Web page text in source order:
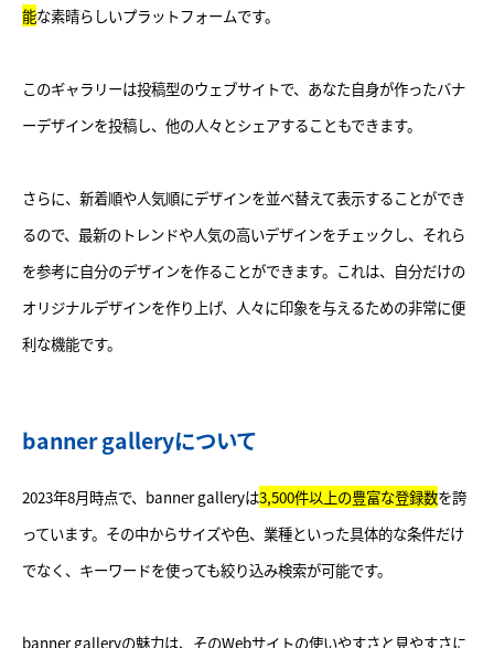
能な素晴らしいプラットフォームです。
このギャラリーは投稿型のウェブサイトで、あなた自身が作ったバナ
ーデザインを投稿し、他の人々とシェアすることもできます。
さらに、新着順や人気順にデザインを並べ替えて表示することができ
るので、最新のトレンドや人気の高いデザインをチェックし、それら
を参考に自分のデザインを作ることができます。これは、自分だけの
オリジナルデザインを作り上げ、人々に印象を与えるための非常に便
利な機能です。
banner galleryについて
2023年8月時点で、banner galleryは3,500件以上の豊富な登録数を誇
っています。その中からサイズや色、業種といった具体的な条件だけ
でなく、キーワードを使っても絞り込み検索が可能です。
banner galleryの魅力は、そのWebサイトの使いやすさと見やすさに